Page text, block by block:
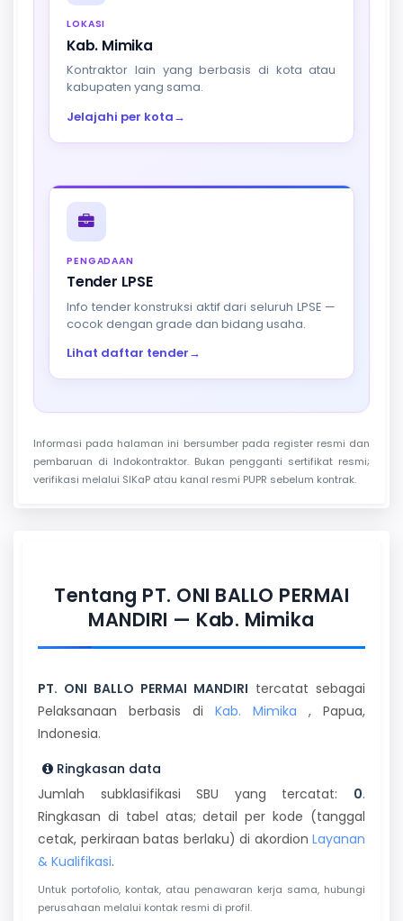
LOKASI
Kab. Mimika
Kontraktor lain yang berbasis di kota atau
kabupaten yang sama.
Jelajahi per kota→
PENGADAAN
Tender LPSE
Info tender konstruksi aktif dari seluruh LPSE —
cocok dengan grade dan bidang usaha.
Lihat daftar tender→
Informasi pada halaman ini bersumber pada register resmi dan
pembaruan di Indokontraktor. Bukan pengganti sertifikat resmi;
verifikasi melalui SIKaP atau kanal resmi PUPR sebelum kontrak.
Tentang PT. ONI BALLO PERMAI
MANDIRI — Kab. Mimika
PT. ONI BALLO PERMAI MANDIRI tercatat sebagai
Pelaksanaan berbasis di Kab. Mimika , Papua,
Indonesia.
Ringkasan data
Jumlah subklasifikasi SBU yang tercatat: 0.
Ringkasan di tabel atas; detail per kode (tanggal
cetak, perkiraan batas berlaku) di akordion Layanan
& Kualifikasi.
Untuk portofolio, kontak, atau penawaran kerja sama, hubungi
perusahaan melalui kontak resmi di profil.